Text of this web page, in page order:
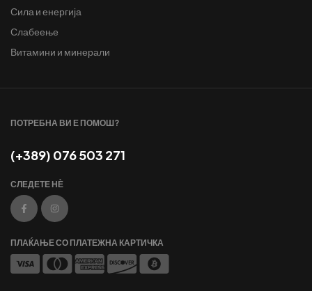
Сила и енергија
Слабеење
Витамини и минерали
ПОТРЕБНА ВИ Е ПОМОШ?
(+389) 076 503 271
СЛЕДЕТЕ НЀ
ПЛАЌАЊЕ СО ПЛАТЕЖНА КАРТИЧКА